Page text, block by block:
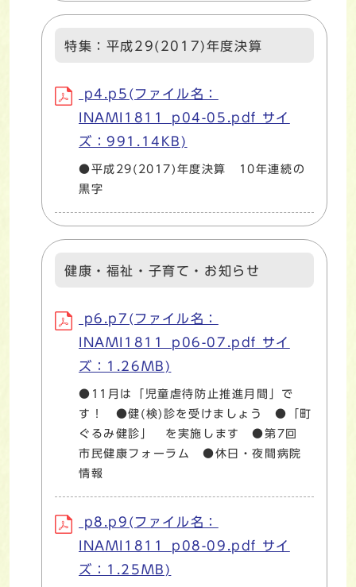
特集：平成29(2017)年度決算
p4.p5(ファイル名：
INAMI1811_p04-05.pdf サイ
ズ：991.14KB)
●平成29(2017)年度決算 10年連続の
黒字
健康・福祉・子育て・お知らせ
p6.p7(ファイル名：
INAMI1811_p06-07.pdf サイ
ズ：1.26MB)
●11月は「児童虐待防止推進月間」で
す！ ●健(検)診を受けましょう ●「町
ぐるみ健診」 を実施します ●第7回
市民健康フォーラム ●休日・夜間病院
情報
p8.p9(ファイル名：
INAMI1811_p08-09.pdf サイ
ズ：1.25MB)